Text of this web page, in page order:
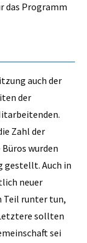
das Programm
auch der
der
Zahl der
wurden
gestellt. Auch in
neuer
Teil runter tun,
sollten
sei